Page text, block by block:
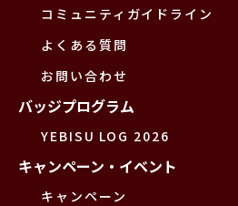
コミュニティガイドライン
よくある質問
お問い合わせ
バッジプログラム
YEBISU LOG 2026
キャンペーン・イベント
キャンペーン